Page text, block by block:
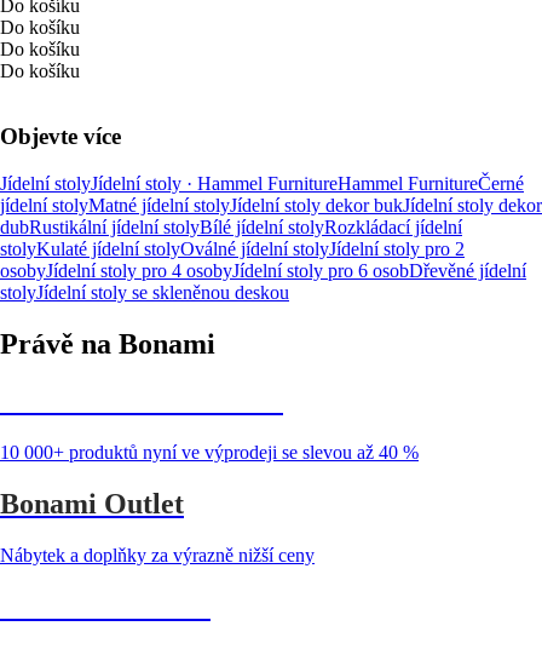
Do košíku
Do košíku
Do košíku
Do košíku
Objevte více
Jídelní stolyJídelní stoly · Hammel FurnitureHammel FurnitureČerné
jídelní stolyMatné jídelní stolyJídelní stoly dekor bukJídelní stoly dekor
dubRustikální jídelní stolyBílé jídelní stolyRozkládací jídelní
stolyKulaté jídelní stolyOválné jídelní stolyJídelní stoly pro 2
osobyJídelní stoly pro 4 osobyJídelní stoly pro 6 osobDřevěné jídelní
stolyJídelní stoly se skleněnou deskou
Právě na Bonami
10 000+ produktů nyní ve výprodeji se slevou až 40 %
Bonami Outlet
Nábytek a doplňky za výrazně nižší ceny